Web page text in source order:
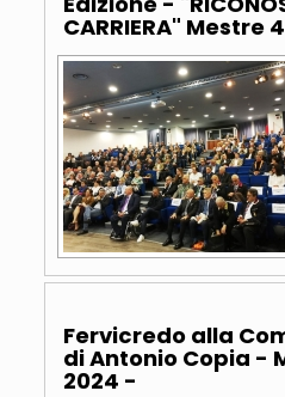
CARRIERA" Mestre
Fervicredo alla
di Antonio Copia -
2024 -